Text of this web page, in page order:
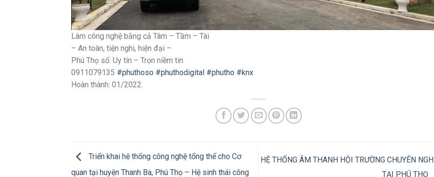
Làm công nghệ bằng cả Tâm – Tầm – Tài
– An toàn, tiện nghi, hiện đại –
Phú Thọ số: Uy tín – Trọn niềm tin
0911079135 #phuthoso #phuthodigital #phutho #knx
Hoàn thành: 01/2022.
Triển khai hệ thống công nghệ tổng thể cho Cơ
quan tại huyện Thanh Ba, Phú Thọ – Hệ sinh thái công
HỆ THỐNG ÂM THANH HỘI TRƯỜNG CHUYÊN
TẠI PHÚ THỌ